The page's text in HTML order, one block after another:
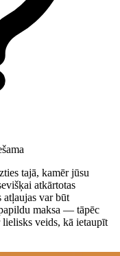
tajā, kamēr jūsu
atkārtotas
atļaujas var būt
maksa — tāpēc
veids, kā ietaupīt